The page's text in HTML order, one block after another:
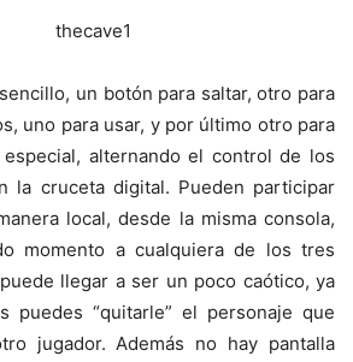
un botón para saltar, otro para
uno para usar, y por último otro para
alternando el control de los
la cruceta digital. Pueden participar
local, desde la misma consola,
momento a cualquiera de los tres
llegar a ser un poco caótico, ya
puedes “quitarle” el personaje que
jugador. Además no hay pantalla